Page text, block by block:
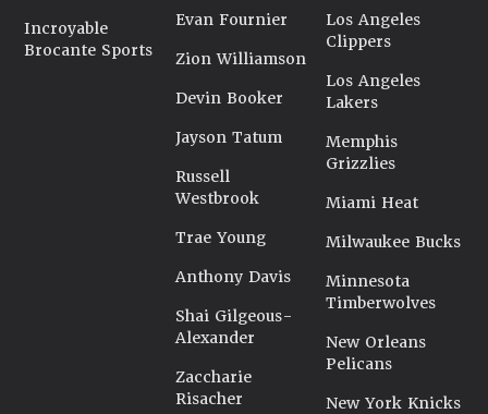
Incroyable
Brocante Sports
Evan Fournier
Zion Williamson
Devin Booker
Jayson Tatum
Russell
Westbrook
Trae Young
Anthony Davis
Shai Gilgeous-
Alexander
Zaccharie
Risacher
Los Angeles
Clippers
Los Angeles
Lakers
Memphis
Grizzlies
Miami Heat
Milwaukee Bucks
Minnesota
Timberwolves
New Orleans
Pelicans
New York Knicks